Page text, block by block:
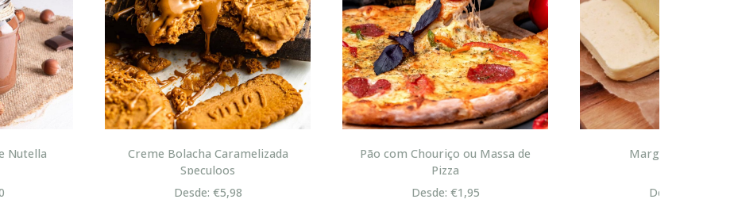
Creme Bolacha Caramelizada
Pão com Chouriço ou Massa de
Margarina Bolo Rei